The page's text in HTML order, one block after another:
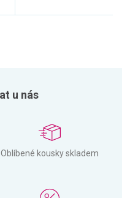
u nás
Oblíbené kousky skladem